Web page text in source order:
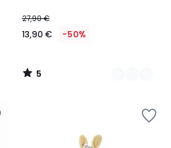
27,90 €
13,90 € -50%
5
/